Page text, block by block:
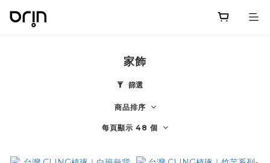
家飾
篩選
商品排序
每頁顯示 48 個